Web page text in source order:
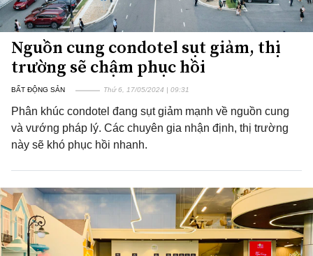
Nguồn cung condotel sụt giảm, thị
trường sẽ chậm phục hồi
BẤT ĐỘNG SẢN Thứ 6, 17/05/2024 | 09:31
Phân khúc condotel đang sụt giảm mạnh về nguồn cung
và vướng pháp lý. Các chuyên gia nhận định, thị trường
này sẽ khó phục hồi nhanh.